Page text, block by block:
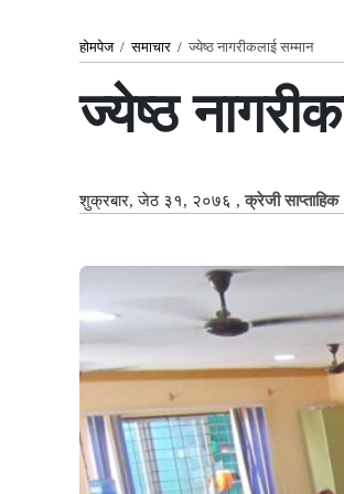
होमपेज/समाचार / ज्येष्ठ नागरीकलाई सम्मान
ज्येष्ठ
शुक्रबार, जेठ ३१, २०७६ ,क्रेजी साप्ताहिक